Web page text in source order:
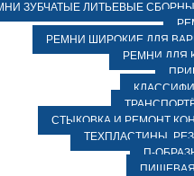
ЗУБЧАТЫЕ ЛИТЬЕВЫЕ
РЕМНИ ШИРОКИЕ ДЛЯ
РЕМНИ ДЛЯ
СТЫКОВКА И РЕМОНТ
ТЕХПЛАСТИНЫ,
П-